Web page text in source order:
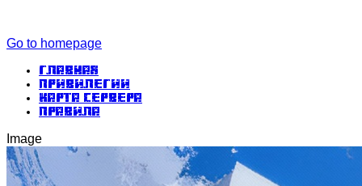
Go to homepage
Главная
Привилегии
Карта сервера
Правила
Image